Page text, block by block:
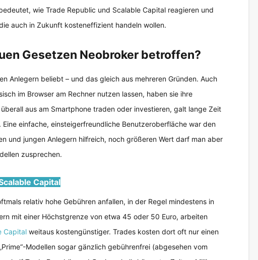
wie Trade Republic und Scalable Capital reagieren und
auch in Zukunft kosteneffizient handeln wollen.
Gesetzen Neobroker betroffen?
Anlegern beliebt – und das gleich aus mehreren Gründen. Auch
im Browser am Rechner nutzen lassen, haben sie ihre
aus am Smartphone traden oder investieren, galt lange Zeit
einfache, einsteigerfreundliche Benutzeroberfläche war den
und jungen Anlegern hilfreich, noch größeren Wert darf man aber
zusprechen.
Capital
relativ hohe Gebühren anfallen, in der Regel mindestens in
mit einer Höchstgrenze von etwa 45 oder 50 Euro, arbeiten
Capital weitaus kostengünstiger. Trades kosten dort oft nur einen
Modellen sogar gänzlich gebührenfrei (abgesehen vom